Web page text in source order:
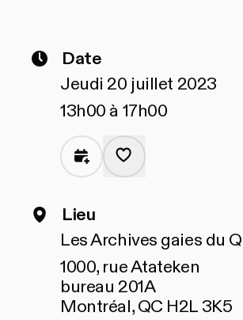
Date
Jeudi 20 juillet 2023
13h00 à 17h00
Lieu
Les Archives gaies du
1000, rue Atateken
bureau 201A
Montréal, QC H2L 3K5